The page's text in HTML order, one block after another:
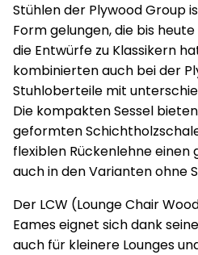
Stühlen der Plywood Group
Form gelungen, die bis
die Entwürfe zu Klassikern
kombinierten auch bei der
Stuhloberteile mit
Die kompakten Sessel
geformten
flexiblen Rückenlehne einen
auch in den Varianten ohne
Der LCW (Lounge Chair
Eames eignet sich dank
auch für kleinere Lounges